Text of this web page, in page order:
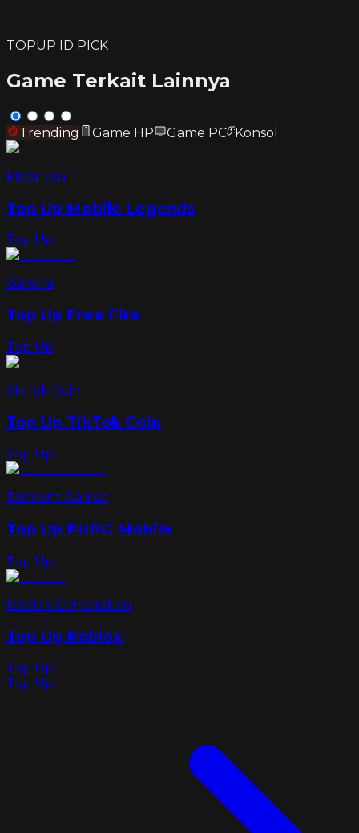
TOPUP ID PICK
Game Terkait Lainnya
Trending Game HP Game PC Konsol
Moonton
Top Up Mobile Legends
Top Up
Garena
Top Up Free Fire
Top Up
TikTok Coin
Top Up TikTok Coin
Top Up
Tencent Games
Top Up PUBG Mobile
Top Up
Roblox Corporation
Top Up Roblox
Top Up
Top Up